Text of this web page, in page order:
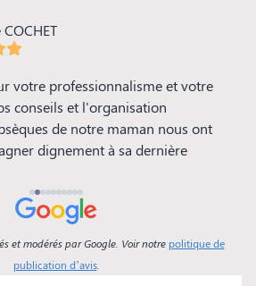
votre professionnalisme et votre
conseils et l'organisation
de notre maman nous ont
dignement à sa dernière
et modérés par Google. Voir notre politique de
publication d’avis.